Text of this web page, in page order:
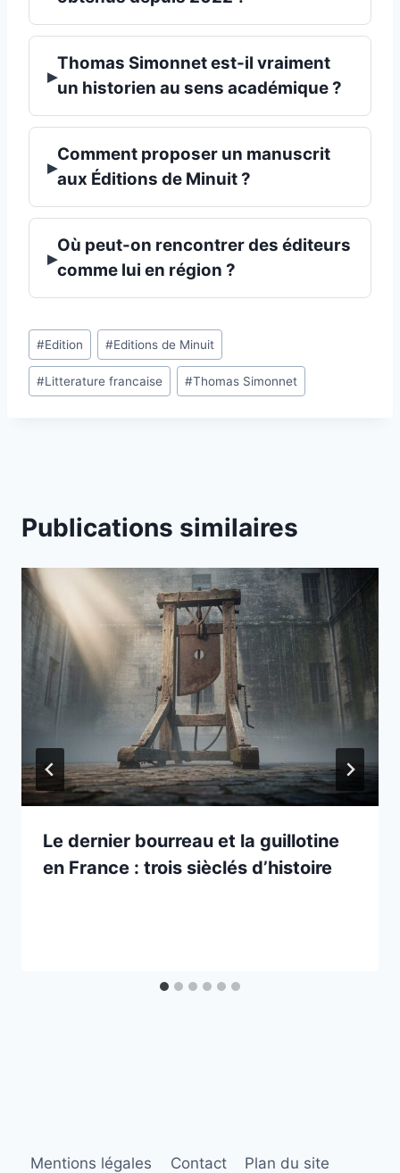
▸
Thomas Simonnet est-il vraiment
un historien au sens académique ?
▸
Comment proposer un manuscrit
aux Éditions de Minuit ?
▸
Où peut-on rencontrer des éditeurs
comme lui en région ?
Étiquettes
de
la
#Edition #Editions de Minuit
#Litterature francaise #Thomas Simonnet
Publications similaires
Le dernier bourreau et la guillotine
en France : trois sièclés d’histoire
Mentions légales Contact Plan du site